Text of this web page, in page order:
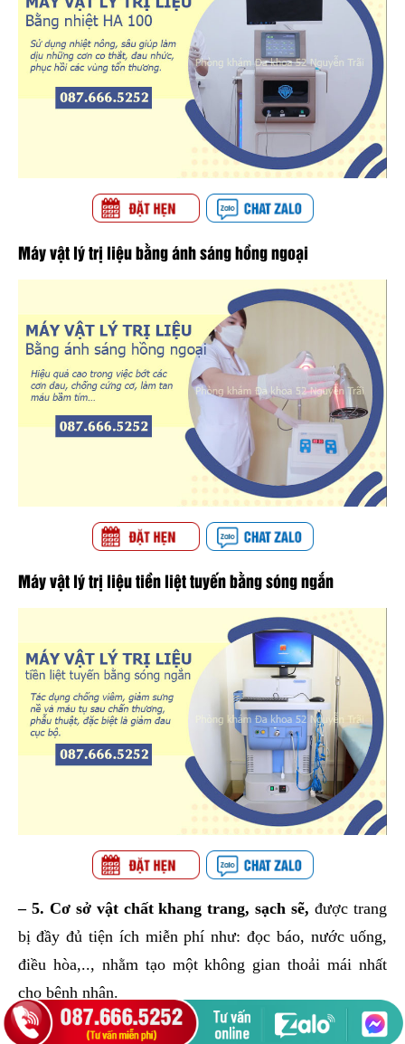
Máy vật lý trị liệu bằng ánh sáng hồng ngoại
Máy vật lý trị liệu tiền liệt tuyến bằng sóng ngắn
– 5. Cơ sở vật chất khang trang, sạch sẽ, được trang
bị đầy đủ tiện ích miễn phí như: đọc báo, nước uống,
điều hòa,.., nhằm tạo một không gian thoải mái nhất
cho bệnh nhân.
– 6. Đội ngũ nhân viên y tế ứng xử khéo léo, tế nhị,